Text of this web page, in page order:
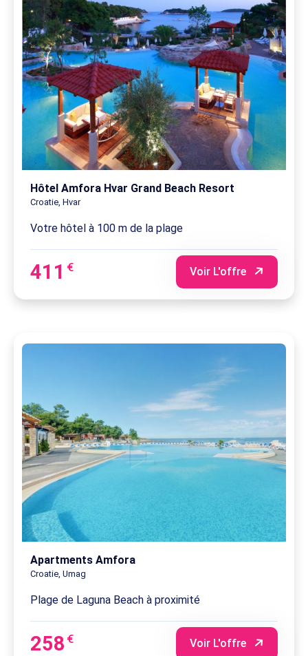
Hôtel Amfora Hvar Grand Beach Resort
Croatie, Hvar
Votre hôtel à 100 m de la plage
411 € Voir L'offre
Apartments Amfora
Croatie, Umag
Plage de Laguna Beach à proximité
258 € Voir L'offre